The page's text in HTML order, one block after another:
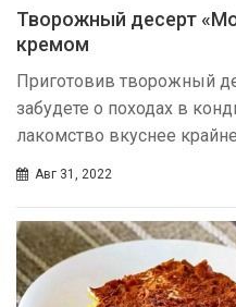
Творожный десерт
кремом
Приготовив творожный
забудете о походах в
лакомство вкуснее
Авг 31, 2022